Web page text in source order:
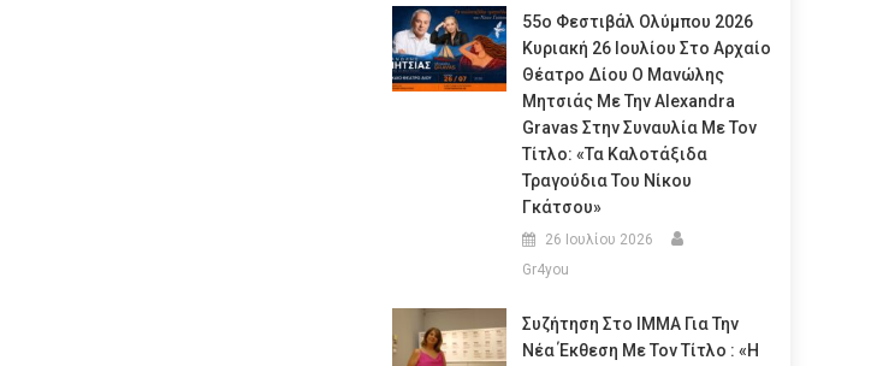
55ο Φεστιβάλ Ολύμπου 2026
Κυριακή 26 Ιουλίου Στο Αρχαίο
Θέατρο Δίου Ο Μανώλης
Μητσιάς Με Την Alexandra
Gravas Στην Συναυλία Με Τον
Τίτλο: «τα Καλοτάξιδα
Τραγούδια Του Νίκου
Γκάτσου»
26 Ιουλίου 2026
Gr4you
Συζήτηση Στο ΙΜΜΑ Για Την
Νέα Έκθεση Με Τον Τίτλο : «Η